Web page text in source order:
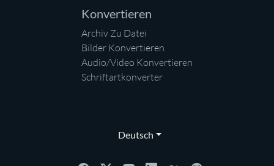
Konvertieren
Archiv Zu Datei
Bilder Konvertieren
Audio/Video Konvertieren
Schriftartkonverter
Deutsch